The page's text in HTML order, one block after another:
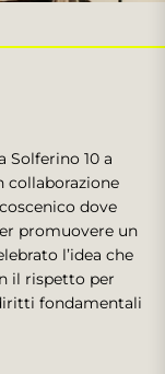
Solferino 10 a
collaborazione
dove
promuovere un
l’idea che
il rispetto per
fondamentali